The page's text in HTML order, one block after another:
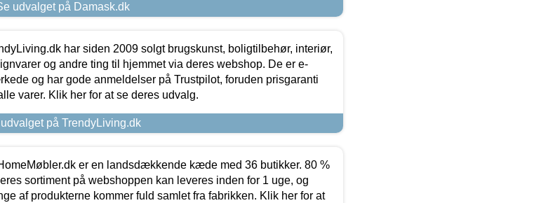
udvalget på Damask.dk
har siden 2009 solgt brugskunst, boligtilbehør, interiør,
og andre ting til hjemmet via deres webshop. De er e-
og har gode anmeldelser på Trustpilot, foruden prisgaranti
varer. Klik her for at se deres udvalg.
på TrendyLiving.dk
er en landsdækkende kæde med 36 butikker. 80 %
sortiment på webshoppen kan leveres inden for 1 uge, og
af produkterne kommer fuld samlet fra fabrikken. Klik her for at